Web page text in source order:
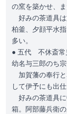
の窯を築かせ、
好みの茶道具は
柏釜、夕顔平水
多い。
● 五代 不休斎
幼名与三郎のち
加賀藩の奉行と
して伊予にも出
好みの茶道具に
箱。阿部藤兵衛